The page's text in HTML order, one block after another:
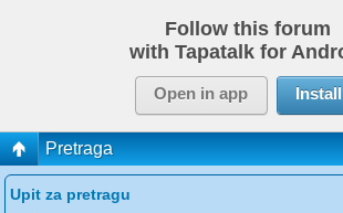
Follow this forum
with Tapatalk for
Open in app Install
Pretraga
Upit za pretragu